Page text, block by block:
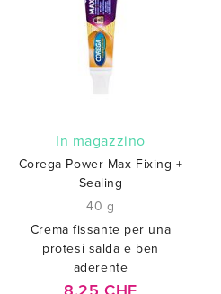
In magazzino
Corega Power Max Fixing +
Sealing
40 g
Crema fissante per una
protesi salda e ben
aderente